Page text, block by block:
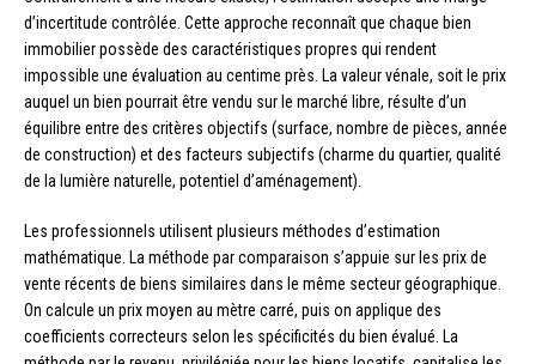
d’incertitude contrôlée. Cette approche reconnaît que chaque bien
immobilier possède des caractéristiques propres qui rendent
impossible une évaluation au centime près. La valeur vénale, soit le prix
auquel un bien pourrait être vendu sur le marché libre, résulte d’un
équilibre entre des critères objectifs (surface, nombre de pièces, année
de construction) et des facteurs subjectifs (charme du quartier, qualité
de la lumière naturelle, potentiel d’aménagement).
Les professionnels utilisent plusieurs méthodes d’estimation
mathématique. La méthode par comparaison s’appuie sur les prix de
vente récents de biens similaires dans le même secteur géographique.
On calcule un prix moyen au mètre carré, puis on applique des
coefficients correcteurs selon les spécificités du bien évalué. La